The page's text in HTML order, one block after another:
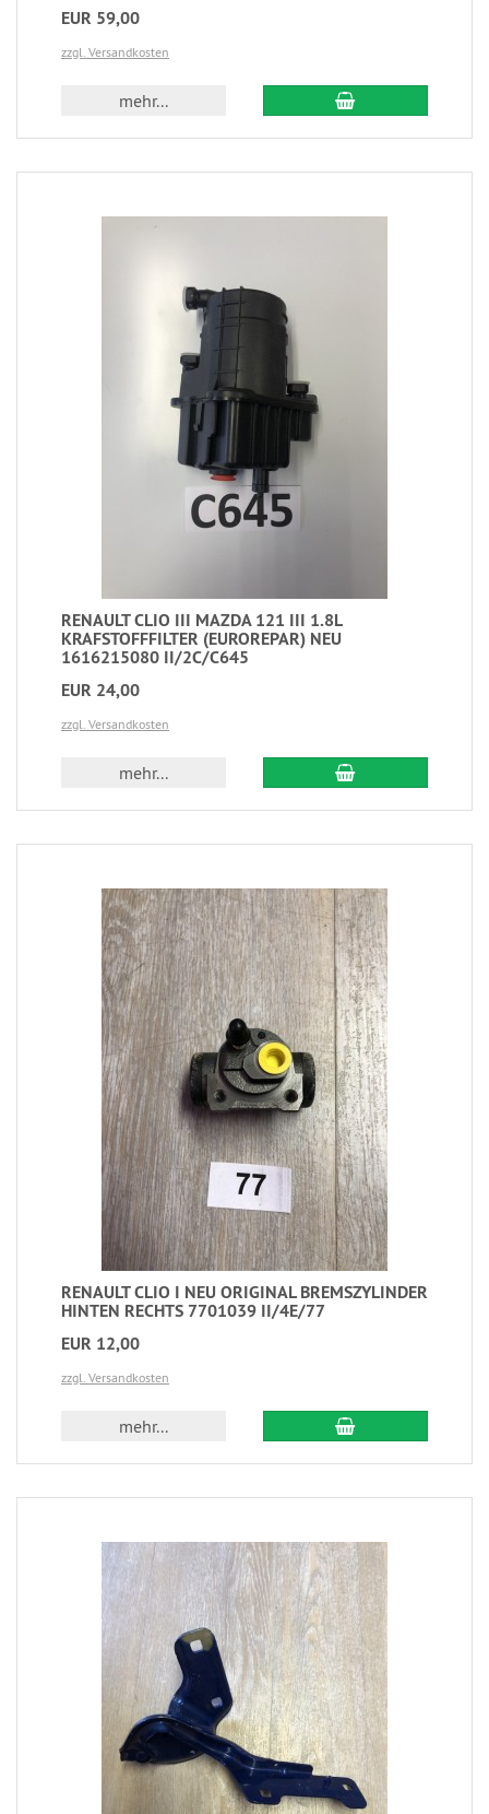
EUR 59,00
zzgl. Versandkosten
mehr...
RENAULT CLIO III MAZDA 121 III 1.8L
KRAFSTOFFFILTER (EUROREPAR) NEU
1616215080 II/2C/C645
EUR 24,00
zzgl. Versandkosten
mehr...
RENAULT CLIO I NEU ORIGINAL BREMSZYLINDER
HINTEN RECHTS 7701039 II/4E/77
EUR 12,00
zzgl. Versandkosten
mehr...